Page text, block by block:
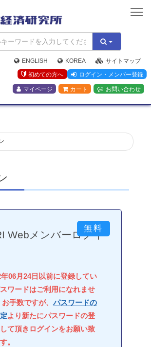
矢
野
経
済
研
究
所
ENGLISH KOREA
サイトマップ
初めての方へ
ログイン・メンバー登録
マイページ カート お問い合わせ
Webメンバーログイ
06月24日以前に登録してい
ワードはご利用になれませ
お手数ですが、 パスワードの
より新たにパスワードの登
て頂きログインをお願い致
。